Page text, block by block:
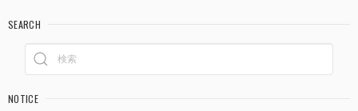
SEARCH
NOTICE